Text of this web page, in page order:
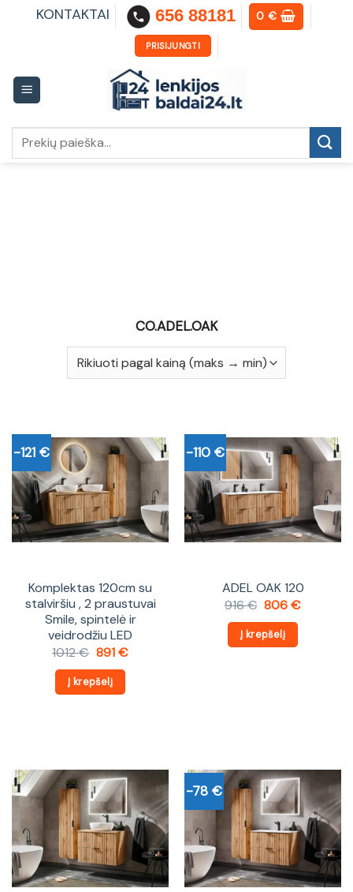
KONTAKTAI 656 88181 0€
PRISIJUNGTI
CO.ADEL.OAK
-121 €
Komplektas 120cm su
stalviršiu , 2 praustuvai
Smile, spintelė ir
veidrodžiu LED
1012€ Original
was:
1012 €.
891€Current
Į krepšelį
-110 €
ADEL OAK 120
916€ Original
was:
916 €.
806€Current
Į krepšelį
-78 €